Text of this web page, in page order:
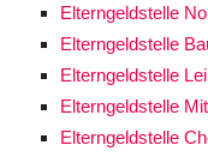
Elterngeldstelle
Elterngeldstelle
Elterngeldstelle
Elterngeldstelle
Elterngeldstelle